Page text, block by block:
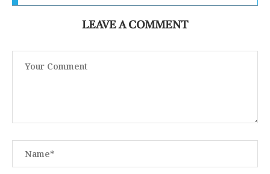
LEAVE A COMMENT